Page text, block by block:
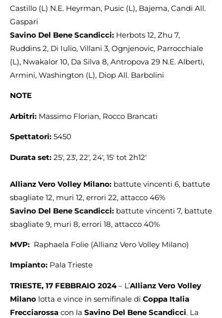
Castillo (L) N.E. Heyrman, Pusic (L), Bajema, Candi All.
Gaspari
Savino Del Bene Scandicci: Herbots 12, Zhu 7,
Ruddins 2, Di Iulio, Villani 3, Ognjenovic, Parrocchiale
(L), Nwakalor 10, Da Silva 8, Antropova 29 N.E. Alberti,
Armini, Washington (L), Diop All. Barbolini
NOTE
Arbitri: Massimo Florian, Rocco Brancati
Spettatori: 5450
Durata set: 25′, 23′, 22′, 24′, 15′ tot 2h12′
Allianz Vero Volley Milano: battute vincenti 6, battute
sbagliate 12, muri 12, errori 22, attacco 46%
Savino Del Bene Scandicci: battute vincenti 7, battute
sbagliate 9, muri 8, errori 18, attacco 40%
MVP: Raphaela Folie (Allianz Vero Volley Milano)
Impianto: Pala Trieste
TRIESTE, 17 FEBBRAIO 2024– L’Allianz Vero Volley
Milano lotta e vince in semifinale di Coppa Italia
Frecciarossa con la Savino Del Bene Scandicci. La